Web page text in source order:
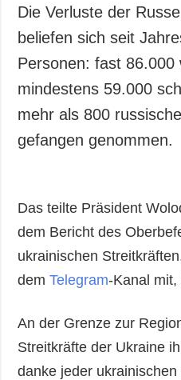
Die Verluste der
beliefen sich seit
Personen: fast 86.000
mindestens 59.000
mehr als 800
gefangen genommen.
Das teilte Präsident
dem Bericht des
ukrainischen
demTelegram-Kanal
An der Grenze zur
Streitkräfte der Ukraine
danke jeder